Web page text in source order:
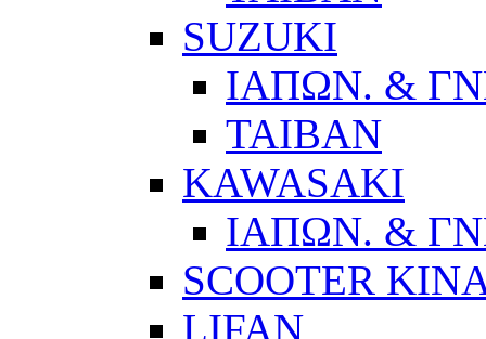
SUZUKI
ΙΑΠΩΝ. &
ΤΑΙΒΑΝ
KAWASAKI
ΙΑΠΩΝ. &
SCOOTER
LIFAN